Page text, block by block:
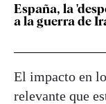
España, la
a la guerra de
El impacto en
relevante que